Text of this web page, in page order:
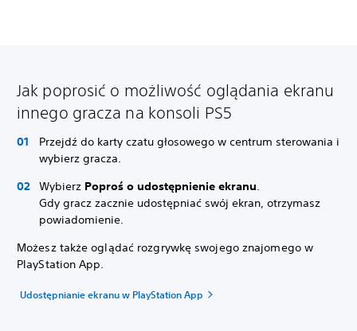
Jak poprosić o możliwość oglądania ekranu
innego gracza na konsoli PS5
Przejdź do karty czatu głosowego w centrum sterowania i
wybierz gracza.
Wybierz Poproś o udostępnienie ekranu.
Gdy gracz zacznie udostępniać swój ekran, otrzymasz
powiadomienie.
Możesz także oglądać rozgrywkę swojego znajomego w
PlayStation App.
Udostępnianie ekranu w PlayStation App